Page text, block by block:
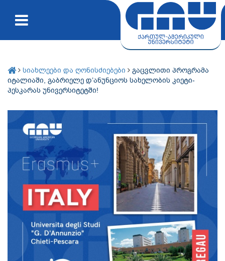
სიახლეები და ღონისძიებები
გაცვლითი პროგრამა
იტალიაში, გაბრიელე დ’ანუნციოს სახელობის კიეტი-
პესკარას უნივერსიტეტში!